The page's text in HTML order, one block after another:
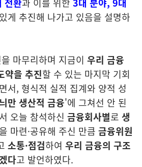
게 추진해 나가고 있음을 설명하
마무리하며 지금이 우리 금융
약을 추진할 수 있는 마지막 기회
서, 형식적 실적 집계와 양적 성
만 생산적 금융'에 그쳐선 안 된
오늘 참석하신 금융회사별로 생
을 마련·공유해 주신 만큼 금융위원
소통·점검하여 우리 금융의 구조
다고 발언하였다.